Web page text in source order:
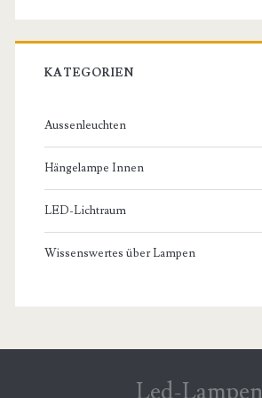
KATEGORIEN
Aussenleuchten
Hängelampe Innen
LED-Lichtraum
Wissenswertes über Lampen
Led-Lampen